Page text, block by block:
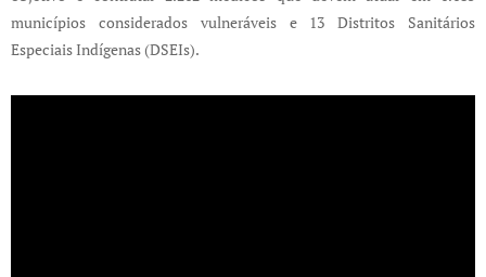
municípios considerados vulneráveis e 13 Distritos Sanitários
Especiais Indígenas (DSEIs).